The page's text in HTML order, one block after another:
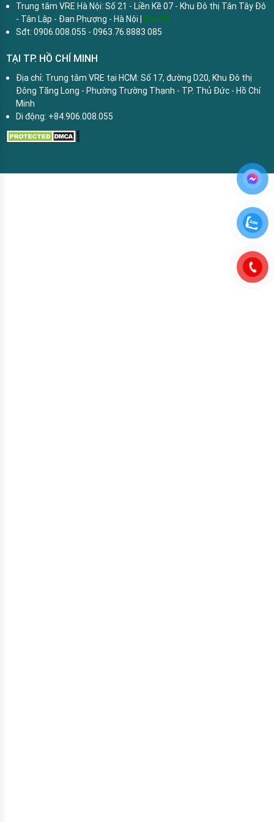
Trung tâm VRE Hà Nội: Số 21 - Liền Kề 07 - Khu Đô thị Tân Tây Đô
- Tân Lập - Đan Phượng - Hà Nội | Bản đồ
Sđt: 0906.008.055 - 0963.76.8883 085
TẠI TP. HỒ CHÍ MINH
Địa chỉ: Trung tâm VRE tại HCM: Số 17, đường D20, Khu Đô thị
Đông Tăng Long - Phường Trường Thạnh - TP. Thủ Đức - Hồ Chí
Minh
Di động: +84.906.008.055